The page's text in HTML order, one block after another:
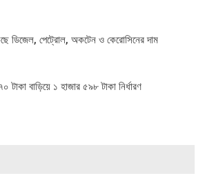
ডিজেল, পেট্রোল, অকটেন ও কেরোসিনের দাম
টাকা বাড়িয়ে ১ হাজার ৫৯৮ টাকা নির্ধারণ